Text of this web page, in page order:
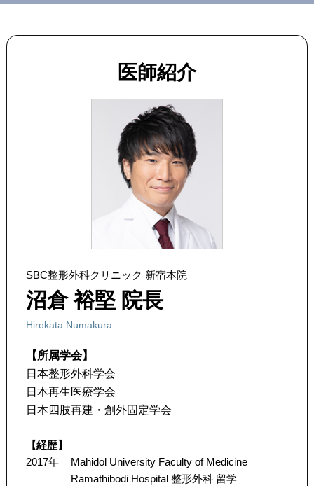
医師紹介
SBC整形外科クリニック 新宿本院
沼倉 裕堅 院長
Hirokata Numakura
【所属学会】
日本整形外科学会
日本再生医療学会
日本四肢再建・創外固定学会
【経歴】
2017年
Mahidol University Faculty of Medicine
Ramathibodi Hospital 整形外科 留学